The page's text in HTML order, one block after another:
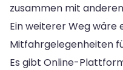
zusammen mit
Ein weiterer Weg wäre
Mitfahrgelegenheiten
Es gibt Online-